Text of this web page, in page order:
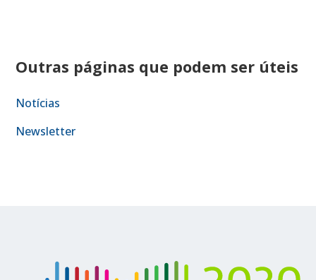
Outras páginas que podem ser úteis
Notícias
Newsletter